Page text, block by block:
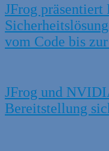
JFrog präsentiert
vom Code bis
JFrog und
Bereitstellung